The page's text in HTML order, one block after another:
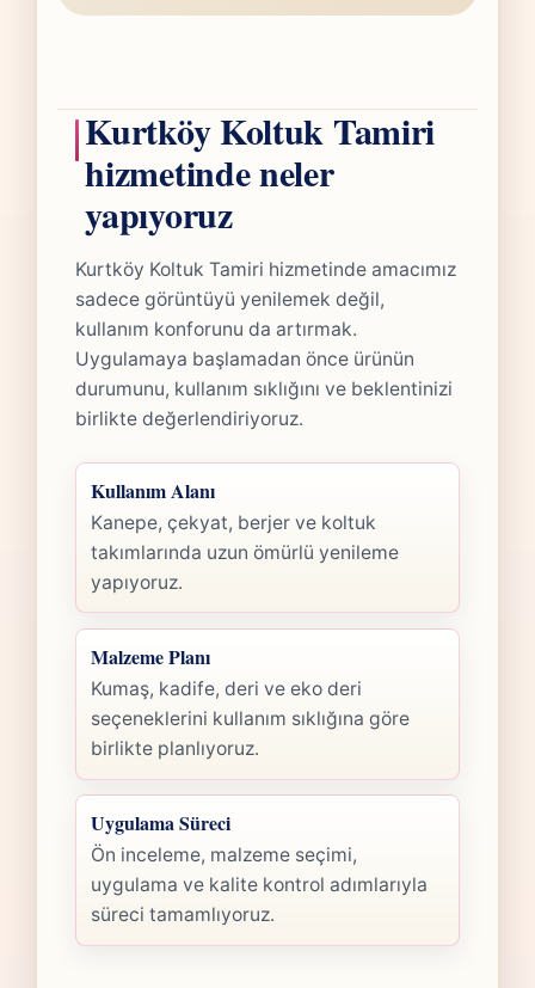
Kurtköy Koltuk Tamiri
hizmetinde neler
yapıyoruz
Kurtköy Koltuk Tamiri hizmetinde amacımız
sadece görüntüyü yenilemek değil,
kullanım konforunu da artırmak.
Uygulamaya başlamadan önce ürünün
durumunu, kullanım sıklığını ve beklentinizi
birlikte değerlendiriyoruz.
Kullanım Alanı
Kanepe, çekyat, berjer ve koltuk
takımlarında uzun ömürlü yenileme
yapıyoruz.
Malzeme Planı
Kumaş, kadife, deri ve eko deri
seçeneklerini kullanım sıklığına göre
birlikte planlıyoruz.
Uygulama Süreci
Ön inceleme, malzeme seçimi,
uygulama ve kalite kontrol adımlarıyla
süreci tamamlıyoruz.